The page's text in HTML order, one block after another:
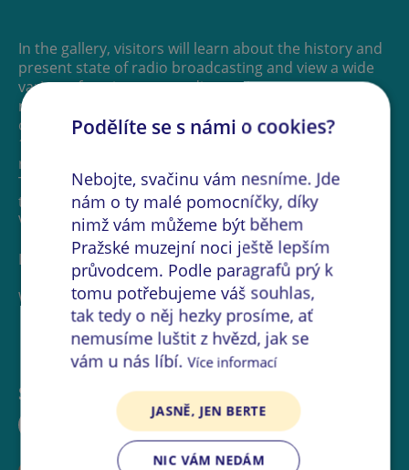
In the gallery, visitors will learn about the history and
present state of radio broadcasting and view a wide
variety of equipment—radio receivers, tape
recorders, various recording devices, and a number
of artifacts from our history. Original recordings from
1945 and 1968 will be played on historic radio
receivers.
The exhibition will also feature paintings and prints by
the academic painter Martin Velíšek, winner of the
Vladimír Boudník Award.
It will be open from 7:00 PM to 11:00 PM.
We look forward to welcoming all visitors.
Sdílejte událost:
Podělíte se s námi o cookies?
Nebojte, svačinu vám nesníme. Jde
nám o ty malé pomocníčky, díky
nimž vám můžeme být během
Pražské muzejní noci ještě lepším
průvodcem. Podle paragrafů prý k
tomu potřebujeme váš souhlas,
tak tedy o něj hezky prosíme, ať
nemusíme luštit z hvězd, jak se
vám u nás líbí.Více informací
JASNĚ, JEN BERTE
NIC VÁM NEDÁM